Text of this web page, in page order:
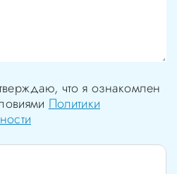
что я ознакомлен
Политики